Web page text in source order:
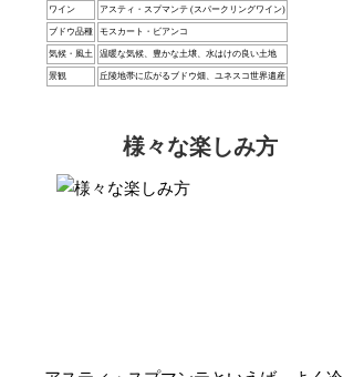
ワイン アスティ・スプマンテ (スパークリングワイン)
ブドウ品種 モスカート・ビアンコ
気候・風土 温暖な気候、豊かな土壌、水はけの良い土地
景観 丘陵地帯に広がるブドウ畑、ユネスコ世界遺産
様々な楽しみ方